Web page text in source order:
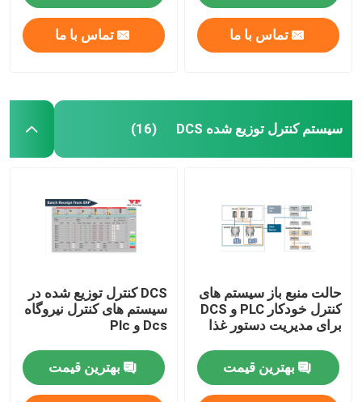
تماس با ما تماس با ما
سیستم کنترل توزیع شده DCS (16)
حالت منبع باز سیستم های
کنترل خودکار PLC و DCS
برای مدیریت دستور غذا
بهترین قیمت
DCS کنترل توزیع شده در
سیستم های کنترل نیروگاه
Dcs و Plc
بهترین قیمت